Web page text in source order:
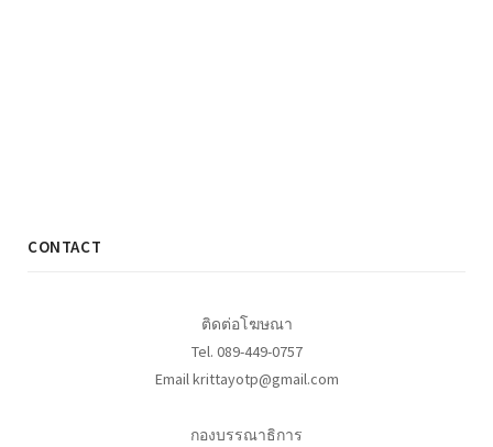
CONTACT
ติดต่อโฆษณา
Tel. 089-449-0757
Email krittayotp@gmail.com
กองบรรณาธิการ